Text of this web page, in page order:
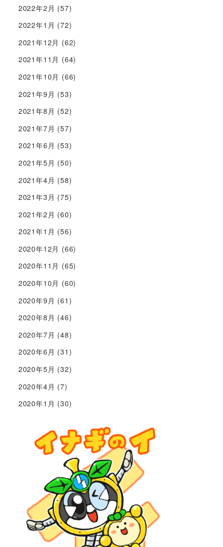
2022年2月 (57)
2022年1月 (72)
2021年12月 (62)
2021年11月 (64)
2021年10月 (66)
2021年9月 (53)
2021年8月 (52)
2021年7月 (57)
2021年6月 (53)
2021年5月 (50)
2021年4月 (58)
2021年3月 (75)
2021年2月 (60)
2021年1月 (56)
2020年12月 (66)
2020年11月 (65)
2020年10月 (60)
2020年9月 (61)
2020年8月 (46)
2020年7月 (48)
2020年6月 (31)
2020年5月 (32)
2020年4月 (7)
2020年1月 (30)